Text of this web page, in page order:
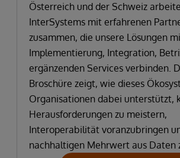
Österreich und der Schweiz
InterSystems mit erfahrenen
zusammen, die unsere Lösungen
Implementierung, Integration,
ergänzenden Services verbinden.
Broschüre zeigt, wie dieses
Organisationen dabei unterstützt,
Herausforderungen zu meistern,
Interoperabilität voranzubringen
nachhaltigen Mehrwert aus Daten